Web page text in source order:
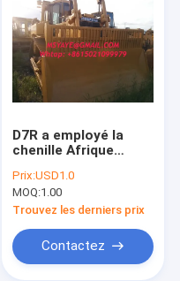
D7R a employé la
chenille Afrique
Bissau Gabon
Libreville Ghana
Accra z de bouteur
Prix:USD1.0
MOQ:1.00
Trouvez les derniers prix
Contactez